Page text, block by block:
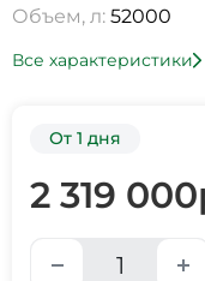
Объем, л: 52000
Все характеристики
От 1 дня
2 319 000